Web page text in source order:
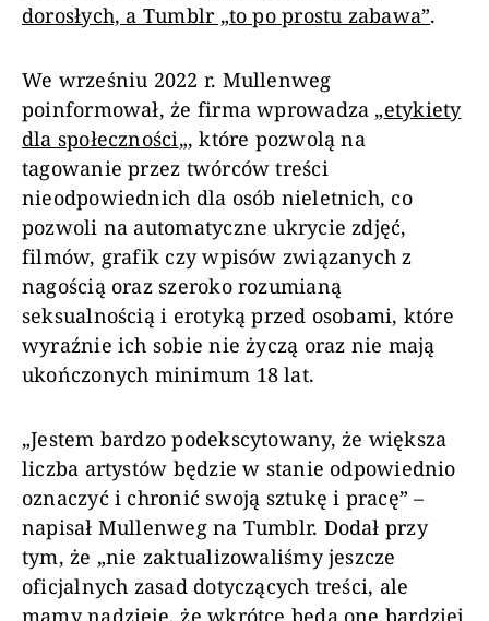
dorosłych, a Tumblr „to po prostu zabawa”.
We wrześniu 2022 r. Mullenweg
poinformował, że firma wprowadza „etykiety
dla społeczności„, które pozwolą na
tagowanie przez twórców treści
nieodpowiednich dla osób nieletnich, co
pozwoli na automatyczne ukrycie zdjęć,
filmów, grafik czy wpisów związanych z
nagością oraz szeroko rozumianą
seksualnością i erotyką przed osobami, które
wyraźnie ich sobie nie życzą oraz nie mają
ukończonych minimum 18 lat.
„Jestem bardzo podekscytowany, że większa
liczba artystów będzie w stanie odpowiednio
oznaczyć i chronić swoją sztukę i pracę” –
napisał Mullenweg na Tumblr. Dodał przy
tym, że „nie zaktualizowaliśmy jeszcze
oficjalnych zasad dotyczących treści, ale
mamy nadzieję, że wkrótce będą one bardziej